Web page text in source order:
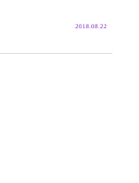
2018.08.22